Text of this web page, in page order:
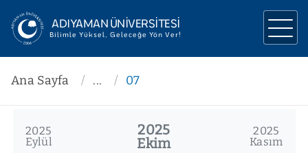
ADIYAMAN ÜNİVERSİTESİ
Bilimle Yüksel, Geleceğe Yön Ver!
ÜNİVERSİTEMİZ
AKADEMİK
Ana Sayfa ... 07
2025
Eylül
2025
Ekim
2025
Kasım